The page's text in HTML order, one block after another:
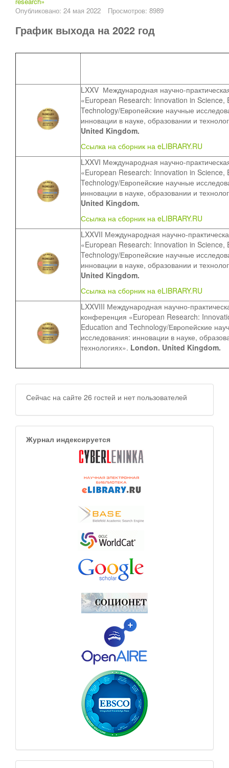
Опубликовано: 24 мая 2022
Просмотров: 8989
График выхода на 2022 год
LXXV Международная научно-
«European Research: Innovation in Science,
Technology/Европейские научные
инновации в науке, образовании и
United Kingdom.
Ссылка на сборник на eLIBRARY.RU
LXXVI Международная научно-
«European Research: Innovation in Science,
Technology/Европейские научные
инновации в науке, образовании и
United Kingdom.
Ссылка на сборник на eLIBRARY.RU
LXXVII Международная научно-
«European Research: Innovation in Science,
Technology/Европейские научные
инновации в науке, образовании и
United Kingdom.
Ссылка на сборник на eLIBRARY.RU
LXXVIII Международная научно-
конференция «European Research:
Education and Technology/Европейские
исследования: инновации в науке,
технологиях». London. United Kingdom.
Сейчас на сайте 26 гостей и нет пользователей
Журнал индексируется